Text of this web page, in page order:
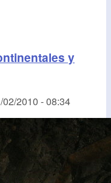
y
02/2010 - 08:34